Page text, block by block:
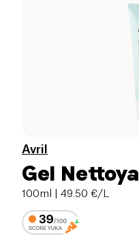
Avril
Gel
100ml | 49.50 €/L